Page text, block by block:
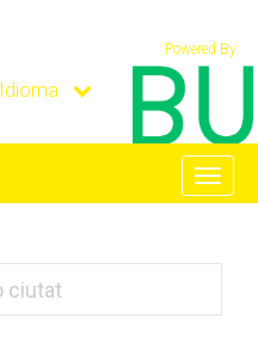
Idioma
Powered By: